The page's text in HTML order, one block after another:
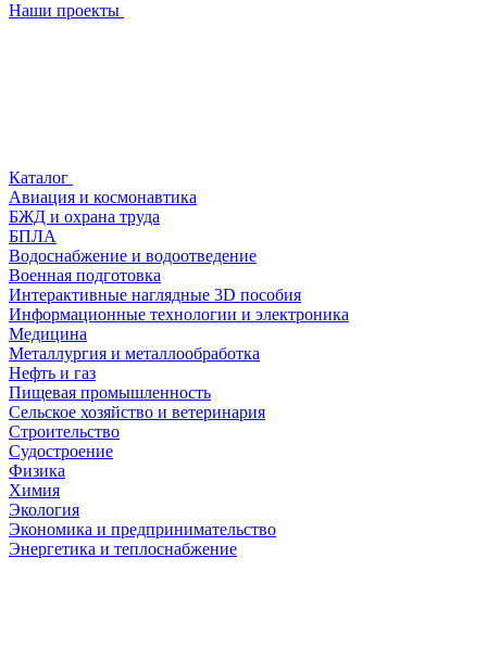
Наши проекты
Каталог
Авиация и космонавтика
БЖД и охрана труда
БПЛА
Водоснабжение и водоотведение
Военная подготовка
Интерактивные наглядные 3D пособия
Информационные технологии и электроника
Медицина
Металлургия и металлообработка
Нефть и газ
Пищевая промышленность
Сельское хозяйство и ветеринария
Строительство
Судостроение
Физика
Химия
Экология
Экономика и предпринимательство
Энергетика и теплоснабжение